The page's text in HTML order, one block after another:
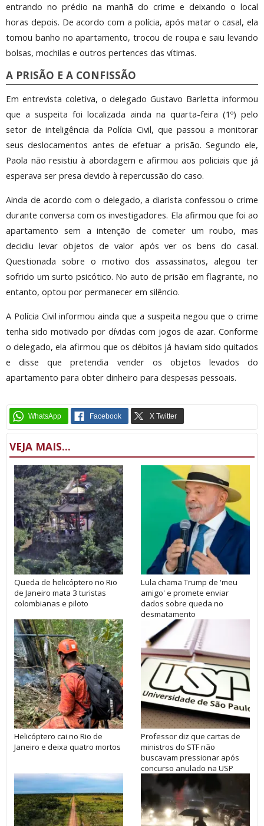
entrando no prédio na manhã do crime e deixando o local
horas depois. De acordo com a polícia, após matar o casal, ela
tomou banho no apartamento, trocou de roupa e saiu levando
bolsas, mochilas e outros pertences das vítimas.
A PRISÃO E A CONFISSÃO
Em entrevista coletiva, o delegado Gustavo Barletta informou
que a suspeita foi localizada ainda na quarta-feira (1º) pelo
setor de inteligência da Polícia Civil, que passou a monitorar
seus deslocamentos antes de efetuar a prisão. Segundo ele,
Paola não resistiu à abordagem e afirmou aos policiais que já
esperava ser presa devido à repercussão do caso.
Ainda de acordo com o delegado, a diarista confessou o crime
durante conversa com os investigadores. Ela afirmou que foi ao
apartamento sem a intenção de cometer um roubo, mas
decidiu levar objetos de valor após ver os bens do casal.
Questionada sobre o motivo dos assassinatos, alegou ter
sofrido um surto psicótico. No auto de prisão em flagrante, no
entanto, optou por permanecer em silêncio.
A Polícia Civil informou ainda que a suspeita negou que o crime
tenha sido motivado por dívidas com jogos de azar. Conforme
o delegado, ela afirmou que os débitos já haviam sido quitados
e disse que pretendia vender os objetos levados do
apartamento para obter dinheiro para despesas pessoais.
VEJA MAIS...
Queda de helicóptero no Rio
de Janeiro mata 3 turistas
colombianas e piloto
Lula chama Trump de 'meu
amigo' e promete enviar
dados sobre queda no
desmatamento
Helicóptero cai no Rio de
Janeiro e deixa quatro mortos
Professor diz que cartas de
ministros do STF não
buscavam pressionar após
concurso anulado na USP